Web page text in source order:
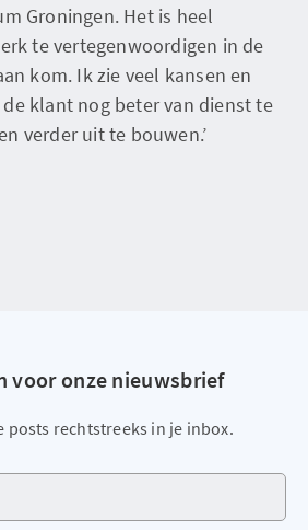
Groningen. Het is heel
te vertegenwoordigen in de
kom. Ik zie veel kansen en
klant nog beter van dienst te
verder uit te bouwen.’
voor onze nieuwsbrief
posts rechtstreeks in je inbox.